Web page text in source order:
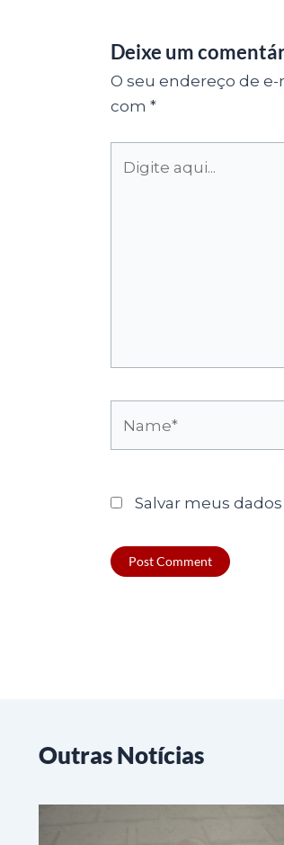
Deixe um
O seu endereço de
com *
aqui...
Salvar meus
Outras Notícias